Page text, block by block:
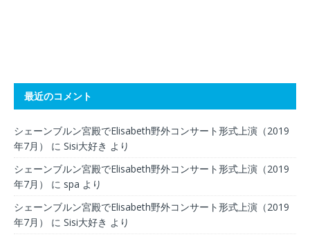
最近のコメント
シェーンブルン宮殿でElisabeth野外コンサート形式上演（2019
年7月）
に Sisi大好き より
シェーンブルン宮殿でElisabeth野外コンサート形式上演（2019
年7月）
に spa より
シェーンブルン宮殿でElisabeth野外コンサート形式上演（2019
年7月）
に Sisi大好き より